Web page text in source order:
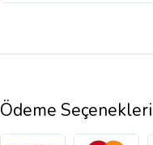
Ödeme Seçenekleri